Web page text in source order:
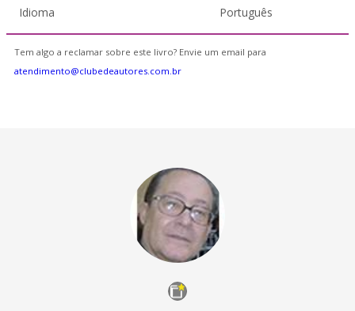
Idioma Português
Tem algo a reclamar sobre este livro? Envie um email para
atendimento@clubedeautores.com.br